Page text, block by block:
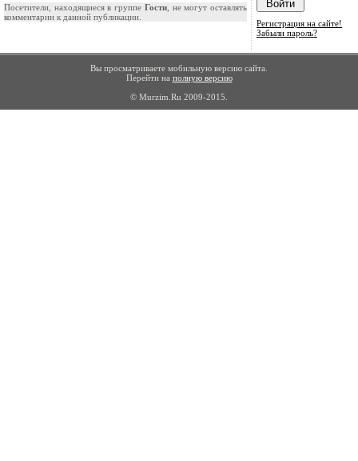
Посетители, находящиеся в группе Гости, не могут оставлять
комментарии к данной публикации.
Регистрация на сайте!
Забыли пароль?
Вы просматриваете мобильную версию сайта.
Перейти на полную версию
© Murzim.Ru 2009-2015.